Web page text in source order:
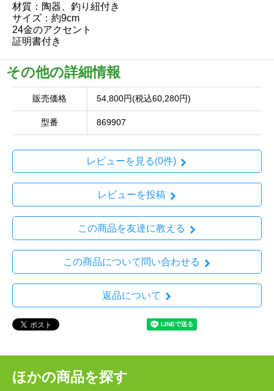
材質：陶器、釣り紐付き
サイズ：約9cm
24金のアクセント
証明書付き
その他の詳細情報
販売価格 54,800円(税込60,280円)
型番 869907
レビューを見る(0件)
レビューを投稿
この商品を友達に教える
この商品について問い合わせる
返品について
ほかの商品を探す